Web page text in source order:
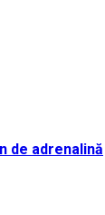
de adrenalină